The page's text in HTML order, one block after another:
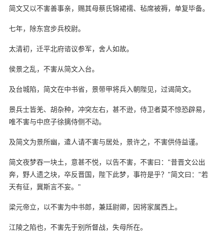
简文又以不害善事亲，赐其母蔡氏锦裙襦、毡席被褥，单复毕备。
七年，除东宫步兵校尉。
太清初，迁平北府谘议参军，舍人如故。
侯景之乱，不害从简文入台。
及台城陷，简文在中书省，景带甲将兵入朝陛见，过谒简文。
景兵士皆羌、胡杂种，冲突左右，甚不逊，侍卫者莫不惊恐辟易，
唯不害与中庶子徐摛侍侧不动。
及简文为景所幽，遣人请不害与居处，景许之，不害供侍益谨。
简文夜梦吞一块土，意甚不悦，以告不害，不害曰："昔晋文公出
奔，野人遗之块，卒反晋国，陛下此梦，事符是乎？"简文曰："若
天有征，冀斯言不妄。"
梁元帝立，以不害为中书郎，兼廷尉卿，因将家属西上。
江陵之陷也，不害先于别所督战，失母所在。